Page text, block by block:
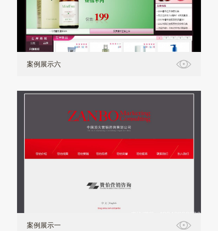
案例展示六
案例展示一